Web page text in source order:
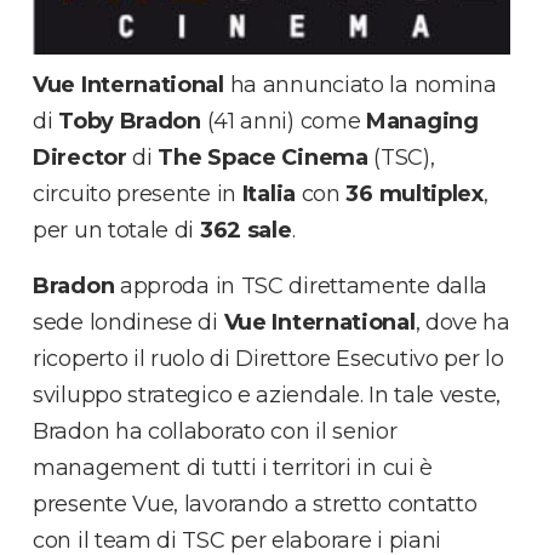
Vue International ha annunciato la nomina
di Toby Bradon (41 anni) come Managing
Director di The Space Cinema (TSC),
circuito presente in Italia con36 multiplex,
per un totale di 362 sale.
Bradon approda in TSC direttamente dalla
sede londinese di Vue International, dove ha
ricoperto il ruolo di Direttore Esecutivo per lo
sviluppo strategico e aziendale. In tale veste,
Bradon ha collaborato con il senior
management di tutti i territori in cui è
presente Vue, lavorando a stretto contatto
con il team di TSC per elaborare i piani